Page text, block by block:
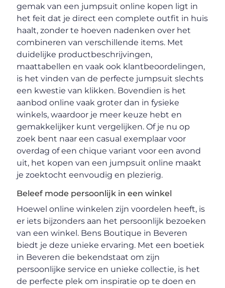
gemak van een jumpsuit online kopen ligt in
het feit dat je direct een complete outfit in huis
haalt, zonder te hoeven nadenken over het
combineren van verschillende items. Met
duidelijke productbeschrijvingen,
maattabellen en vaak ook klantbeoordelingen,
is het vinden van de perfecte jumpsuit slechts
een kwestie van klikken. Bovendien is het
aanbod online vaak groter dan in fysieke
winkels, waardoor je meer keuze hebt en
gemakkelijker kunt vergelijken. Of je nu op
zoek bent naar een casual exemplaar voor
overdag of een chique variant voor een avond
uit, het kopen van een jumpsuit online maakt
je zoektocht eenvoudig en plezierig.
Beleef mode persoonlijk in een winkel
Hoewel online winkelen zijn voordelen heeft, is
er iets bijzonders aan het persoonlijk bezoeken
van een winkel. Bens Boutique in Beveren
biedt je deze unieke ervaring. Met een boetiek
in Beveren die bekendstaat om zijn
persoonlijke service en unieke collectie, is het
de perfecte plek om inspiratie op te doen en